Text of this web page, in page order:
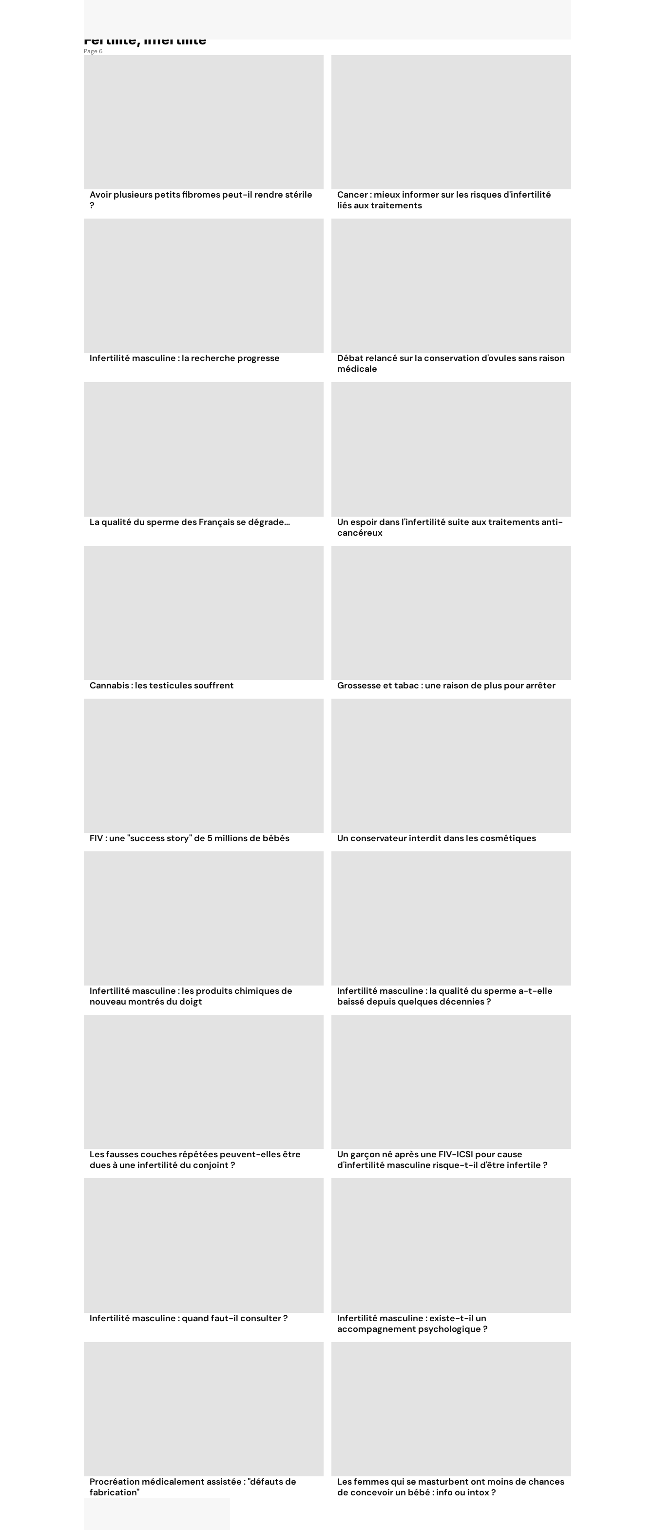
Fertilité, infertilité
Page 6
Avoir plusieurs petits fibromes peut-il rendre stérile
?
Cancer : mieux informer sur les risques d'infertilité
liés aux traitements
Infertilité masculine : la recherche progresse
Débat relancé sur la conservation d'ovules sans raison
médicale
La qualité du sperme des Français se dégrade...
Un espoir dans l'infertilité suite aux traitements anti-
cancéreux
Cannabis : les testicules souffrent Grossesse et tabac : une raison de plus pour arrêter
FIV : une ''success story'' de 5 millions de bébés Un conservateur interdit dans les cosmétiques
Infertilité masculine : les produits chimiques de
nouveau montrés du doigt
Infertilité masculine : la qualité du sperme a-t-elle
baissé depuis quelques décennies ?
Les fausses couches répétées peuvent-elles être
dues à une infertilité du conjoint ?
Un garçon né après une FIV-ICSI pour cause
d'infertilité masculine risque-t-il d'être infertile ?
Infertilité masculine : quand faut-il consulter ?
Infertilité masculine : existe-t-il un
accompagnement psychologique ?
Procréation médicalement assistée : ''défauts de
fabrication''
Les femmes qui se masturbent ont moins de chances
de concevoir un bébé : info ou intox ?